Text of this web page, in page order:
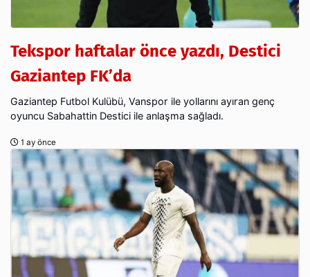
Tekspor haftalar önce yazdı, Destici
Gaziantep FK’da
Gaziantep Futbol Kulübü, Vanspor ile yollarını ayıran genç
oyuncu Sabahattin Destici ile anlaşma sağladı.
1 ay önce